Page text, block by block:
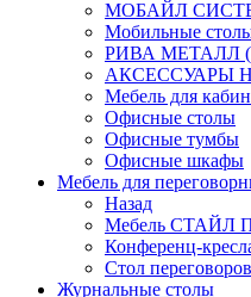
МОБАЙЛ
Мобильные
РИВА МЕТАЛЛ
АКСЕССУАРЫ
Мебель для
Офисные столы
Офисные тумбы
Офисные шкафы
Мебель для
Назад
Мебель СТАЙЛ
Конференц-
Стол переговоров
Журнальные столы